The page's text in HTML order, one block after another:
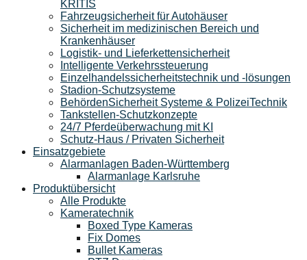
KRITIS
Fahrzeugsicherheit für Autohäuser
Sicherheit im medizinischen Bereich und
Krankenhäuser
Logistik- und Lieferkettensicherheit
Intelligente Verkehrssteuerung
Einzelhandelssicherheitstechnik und -lösungen
Stadion-Schutzsysteme
BehördenSicherheit Systeme & PolizeiTechnik
Tankstellen-Schutzkonzepte​
24/7 Pferdeüberwachung mit KI
Schutz-Haus / Privaten Sicherheit
Einsatzgebiete
Alarmanlagen Baden-Württemberg
Alarmanlage Karlsruhe
Produktübersicht
Alle Produkte
Kameratechnik
Boxed Type Kameras
Fix Domes
Bullet Kameras